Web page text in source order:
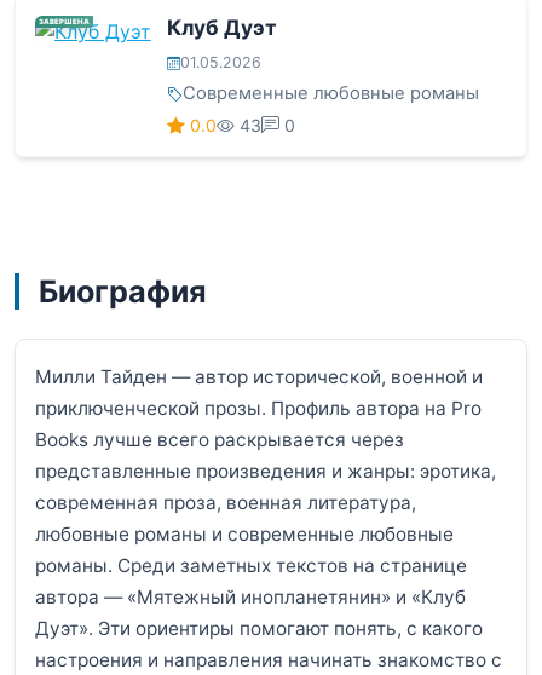
ЗАВЕРШЕНА Клуб Дуэт
01.05.2026
Современные любовные романы
0.0 43 0
Биография
Милли Тайден — автор исторической, военной и
приключенческой прозы. Профиль автора на Pro
Books лучше всего раскрывается через
представленные произведения и жанры: эротика,
современная проза, военная литература,
любовные романы и современные любовные
романы. Среди заметных текстов на странице
автора — «Мятежный инопланетянин» и «Клуб
Дуэт». Эти ориентиры помогают понять, с какого
настроения и направления начинать знакомство с